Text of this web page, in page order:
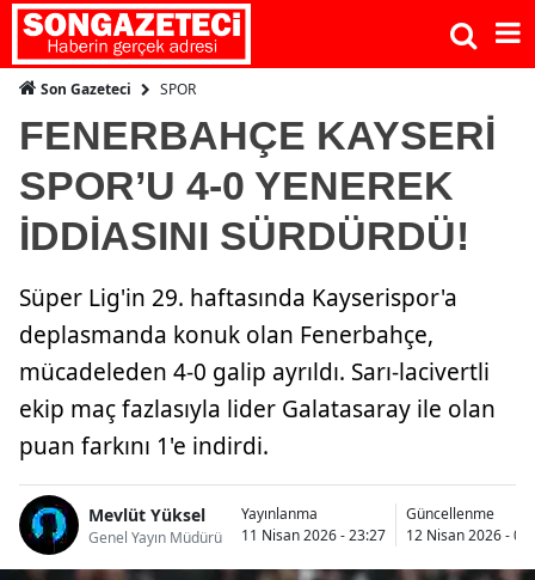
Son Gazeteci SPOR
FENERBAHÇE KAYSERİ
SPOR’U 4-0 YENEREK
İDDİASINI SÜRDÜRDÜ!
Süper Lig'in 29. haftasında Kayserispor'a
deplasmanda konuk olan Fenerbahçe,
mücadeleden 4-0 galip ayrıldı. Sarı-lacivertli
ekip maç fazlasıyla lider Galatasaray ile olan
puan farkını 1'e indirdi.
Mevlüt Yüksel
Genel Yayın Müdürü
Yayınlanma
11 Nisan 2026 - 23:27
Güncellenme
12 Nisan 2026 -